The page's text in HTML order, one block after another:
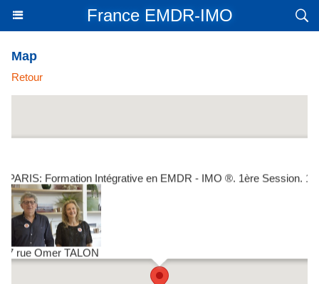
France EMDR-IMO
Map
Retour
PARIS: Formation Intégrative en EMDR - IMO ®. 1ère Session. 1/3
7 rue Omer TALON